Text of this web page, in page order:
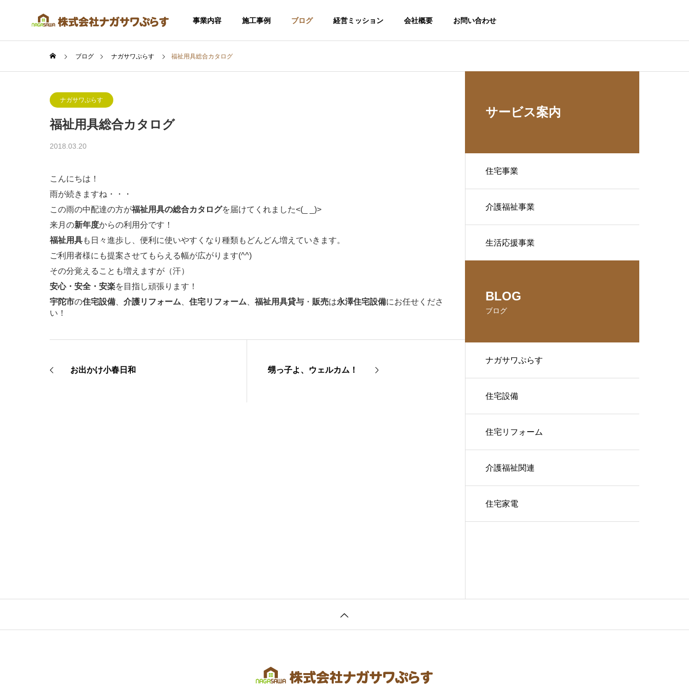
事業内容 施工事例 ブログ 経営ミッション 会社概要 お問い合わせ
事業内容
ブログ ナガサワぷらす 福祉用具総合カタログ
ナガサワぷらす
福祉用具総合カタログ
2018.03.20
こんにちは！
雨が続きますね・・・
この雨の中配達の方が福祉用具の総合カタログを届けてくれました<(_ _)>
来月の新年度からの利用分です！
福祉用具も日々進歩し、便利に使いやすくなり種類もどんどん増えていきます。
ご利用者様にも提案させてもらえる幅が広がります(^^)
その分覚えることも増えますが（汗）
安心・安全・安楽を目指し頑張ります！
宇陀市の住宅設備 介護リフォーム 住宅リフォーム 福祉用具貸与 ・ 販売は永澤住宅設備にお任せくださ
い！
お出かけ小春日和 甥っ子よ、ウェルカム！
サービス案内
住宅事業
介護福祉事業
生活応援事業
BLOG
ブログ
ナガサワぷらす
住宅設備
住宅リフォーム
介護福祉関連
住宅家電